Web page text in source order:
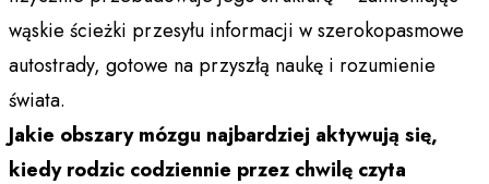
wąskie ścieżki przesyłu informacji w szerokopasmowe
autostrady, gotowe na przyszłą naukę i rozumienie
świata.​
Jakie obszary mózgu najbardziej aktywują się,
kiedy rodzic codziennie przez chwilę czyta